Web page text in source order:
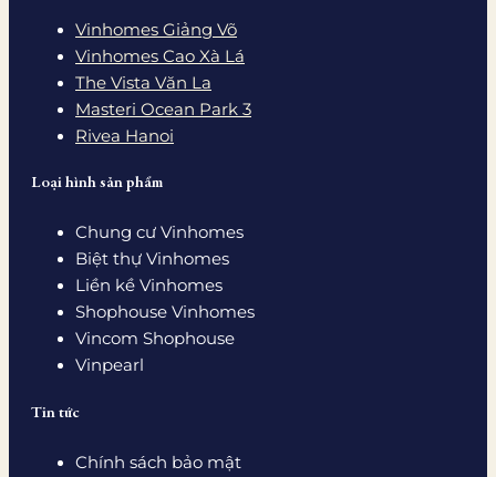
Vinhomes Giảng Võ
Vinhomes Cao Xà Lá
The Vista Văn La
Masteri Ocean Park 3
Rivea Hanoi
Loại hình sản phẩm
Chung cư Vinhomes
Biệt thự Vinhomes
Liền kề Vinhomes
Shophouse Vinhomes
Vincom Shophouse
Vinpearl
Tin tức
Chính sách bảo mật